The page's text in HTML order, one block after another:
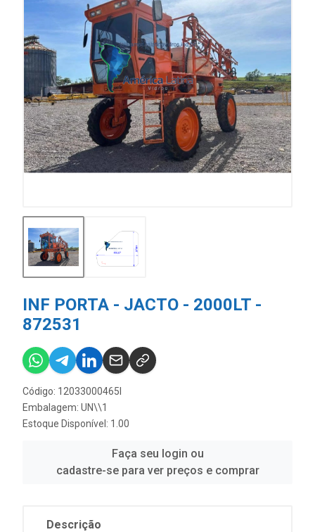
INF PORTA - JACTO - 2000LT -
872531
Código: 12033000465I
Embalagem: UN\\1
Estoque Disponível: 1.00
Faça seu login ou
cadastre-se para ver preços e comprar
Descrição